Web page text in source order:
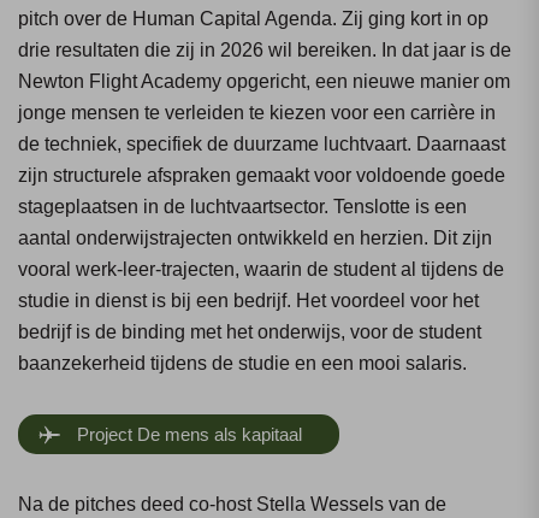
pitch over de Human Capital Agenda. Zij ging kort in op
drie resultaten die zij in 2026 wil bereiken. In dat jaar is de
Newton Flight Academy opgericht, een nieuwe manier om
jonge mensen te verleiden te kiezen voor een carrière in
de techniek, specifiek de duurzame luchtvaart. Daarnaast
zijn structurele afspraken gemaakt voor voldoende goede
stageplaatsen in de luchtvaartsector. Tenslotte is een
aantal onderwijstrajecten ontwikkeld en herzien. Dit zijn
vooral werk-leer-trajecten, waarin de student al tijdens de
studie in dienst is bij een bedrijf. Het voordeel voor het
bedrijf is de binding met het onderwijs, voor de student
baanzekerheid tijdens de studie en een mooi salaris.
Project De mens als kapitaal
Na de pitches deed co-host Stella Wessels van de